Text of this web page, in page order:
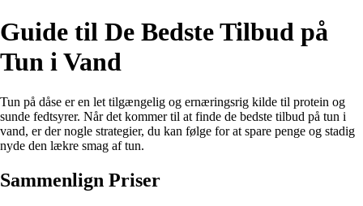
Guide til De Bedste Tilbud på
Tun i Vand
Tun på dåse er en let tilgængelig og ernæringsrig kilde til protein og
sunde fedtsyrer. Når det kommer til at finde de bedste tilbud på tun i
vand, er der nogle strategier, du kan følge for at spare penge og stadig
nyde den lækre smag af tun.
Sammenlign Priser